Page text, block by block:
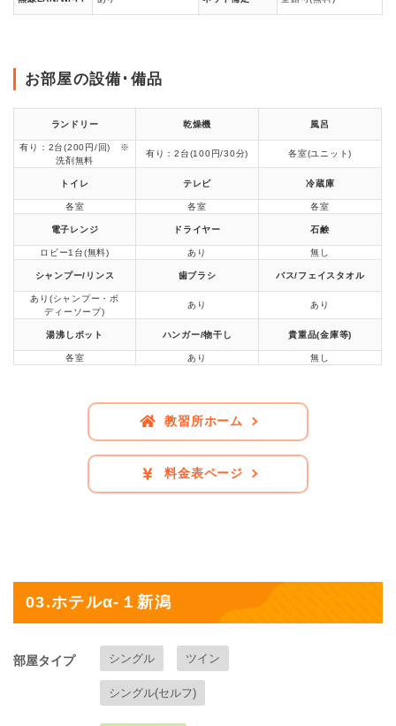
お部屋の設備･備品
ランドリー
有り：2台(200円/回) ※
洗剤無料
乾燥機
有り：2台(100円/30分)
風呂
各室(ユニット)
トイレ
各室
テレビ
各室
冷蔵庫
各室
電子レンジ
ロビー1台(無料)
ドライヤー
あり
石鹸
無し
シャンプー/リンス
あり(シャンプー・ボ
ディーソープ)
歯ブラシ
あり
バス/フェイスタオル
あり
湯沸しポット
各室
ハンガー/物干し
あり
貴重品(金庫等)
無し
教習所ホーム
料金表ページ
03.ホテルα-１新潟
部屋タイプ シングル ツイン
シングル(セルフ)